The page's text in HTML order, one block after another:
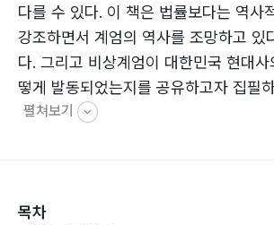
다를 수 있다. 이 책은 법률보다는 역사
강조하면서 계엄의 역사를 조망하고 있
다. 그리고 비상계엄이 대한민국 현대
떻게 발동되었는지를 공유하고자 집필
펼쳐보기
목차